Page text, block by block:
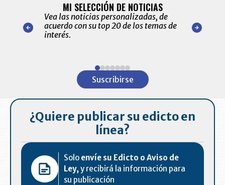
nuestro
para
MI SELECCIÓN DE NOTICIAS
Vea las noticias personalizadas, de
acuerdo con su top 20 de los temas de
interés.
de las
Suscribirse
¿Quiere publicar su edicto en
línea?
Solo envíe su Edicto o Aviso de
Ley,y recibirá la información para
su publicación